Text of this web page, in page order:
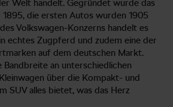
Welt handelt. Gegründet wurde das
die ersten Autos wurden 1905
Volkswagen-Konzerns handelt es
echtes Zugpferd und zudem eine der
auf dem deutschen Markt.
Bandbreite an unterschiedlichen
über die Kompakt- und
SUV alles bietet, was das Herz